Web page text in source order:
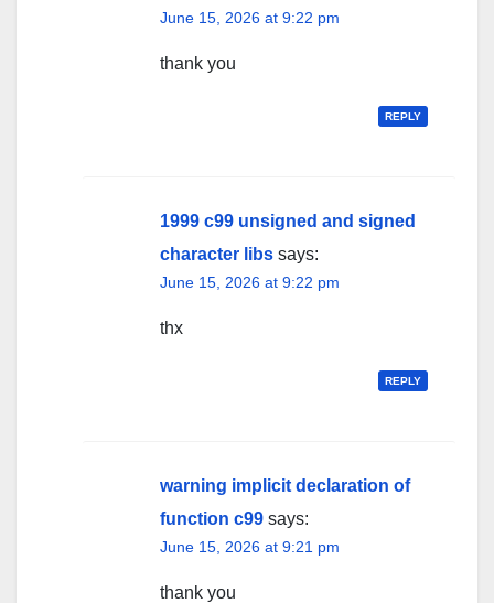
June 15, 2026 at 9:22 pm
thank you
REPLY
1999 c99 unsigned and signed
character libs says:
June 15, 2026 at 9:22 pm
thx
REPLY
warning implicit declaration of
function c99 says:
June 15, 2026 at 9:21 pm
thank you